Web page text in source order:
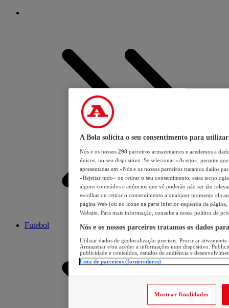
Futebol
A Bola solicita o seu consentimento para utilizar
Nós e os nossos 298 parceiros armazenamos e acedemos a
únicos, no seu dispositivo. Se selecionar «Aceito», permite
apresentadas em «Nós e os nossos parceiros tratamos dados
«Rejeitar tudo» ou retirar o seu consentimento, estas
alguns conteúdos e anúncios que vê poderão não ser tão
escolhas ou retirar o consentimento a qualquer momento
página Web (ou no ícone na parte inferior esquerda da página,
Website. Para mais informação, consulte a nossa política de
Nós e os nossos parceiros tratamos os dados
Utilizar dados de geolocalização precisos. Procurar
Armazenar e/ou aceder a informações num dispositivo.
publicidade e conteúdos, estudos de audiência e
Lista de parceiros (fornecedores)
Mostrar finalidades